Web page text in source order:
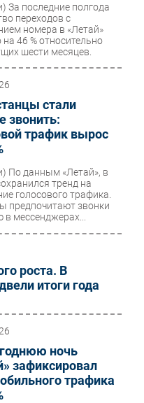
За последние полгода
переходов с
номера в «Летай»
46 % относительно
шести месяцев.
стали
звонить:
трафик вырос
По данным «Летай», в
тренд на
голосового трафика.
предпочитают звонки
мессенджерах...
роста. В
итоги года
ночь
зафиксировал
трафика